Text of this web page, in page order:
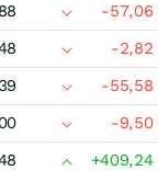
-57,06
-2,82
-55,58
-9,50
+409,24